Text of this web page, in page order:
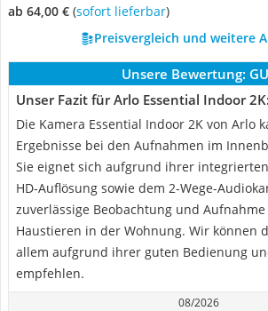
ab 64,00 € ( Sofort lieferbar)
Preisvergleich und weitere
Unsere Bewertung:
Unser Fazit für Arlo Essential Indoor 2K:
Die Kamera Essential Indoor 2K von Arlo
Ergebnisse bei den Aufnahmen im
Sie eignet sich aufgrund ihrer
HD-Auflösung sowie dem 2-Wege-
zuverlässige Beobachtung und
Haustieren in der Wohnung. Wir können
allem aufgrund ihrer guten Bedienung
empfehlen.
08/2026